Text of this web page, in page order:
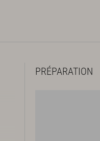
PRÉPARATION